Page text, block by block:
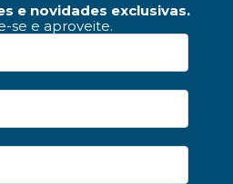
e novidades exclusivas.
se e aproveite.